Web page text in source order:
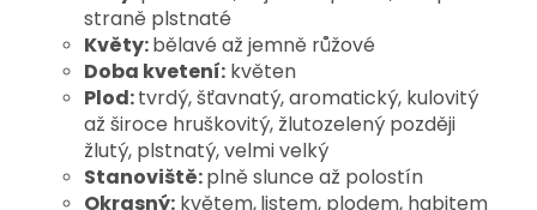
straně plstnaté
Květy:bělavé až jemně růžové
Doba kvetení: květen
Plod:tvrdý, šťavnatý, aromatický, kulovitý
až široce hruškovitý, žlutozelený později
žlutý, plstnatý, velmi velký
Stanoviště:plně slunce až polostín
Okrasný: květem,listem, plodem, habitem